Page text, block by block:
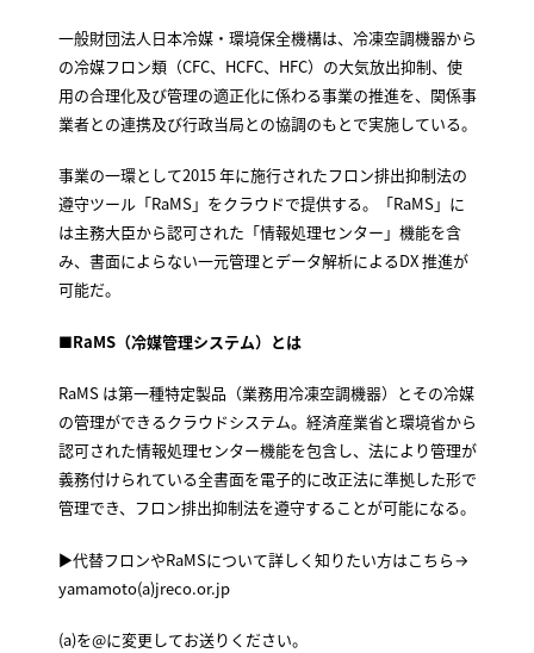
一般財団法人日本冷媒・環境保全機構は、冷凍空調機器から
の冷媒フロン類（CFC、HCFC、HFC）の大気放出抑制、使
用の合理化及び管理の適正化に係わる事業の推進を、関係事
業者との連携及び行政当局との協調のもとで実施している。
事業の一環として2015 年に施行されたフロン排出抑制法の
遵守ツール「RaMS」をクラウドで提供する。「RaMS」に
は主務大臣から認可された「情報処理センター」機能を含
み、書面によらない一元管理とデータ解析によるDX 推進が
可能だ。
■RaMS（冷媒管理システム）とは
RaMS は第一種特定製品（業務用冷凍空調機器）とその冷媒
の管理ができるクラウドシステム。経済産業省と環境省から
認可された情報処理センター機能を包含し、法により管理が
義務付けられている全書面を電子的に改正法に準拠した形で
管理でき、フロン排出抑制法を遵守することが可能になる。
▶代替フロンやRaMSについて詳しく知りたい方はこちら→
yamamoto(a)jreco.or.jp
(a)を@に変更してお送りください。